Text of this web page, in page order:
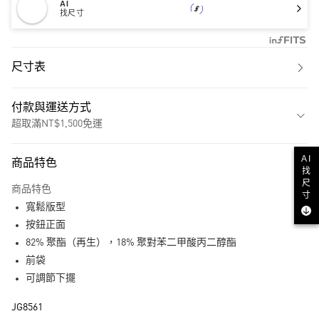
AI
找尺寸
尺寸表
付款與運送方式
超取滿NT$1,500免運
LINE Pay
全家取貨付款
商品特色
商品特色
寬鬆版型
按鈕正面
82% 聚酯（再生），18% 聚對苯二甲酸丙二醇酯
前袋
可調節下擺
JG8561
AI
找
尺
寸